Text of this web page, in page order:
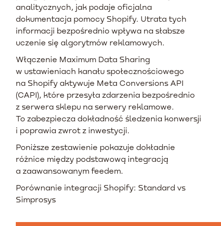
analitycznych, jak podaje oficjalna
dokumentacja pomocy Shopify. Utrata tych
informacji bezpośrednio wpływa na słabsze
uczenie się algorytmów reklamowych.
Włączenie Maximum Data Sharing
w ustawieniach kanału społecznościowego
na Shopify aktywuje Meta Conversions API
(CAPI), które przesyła zdarzenia bezpośrednio
z serwera sklepu na serwery reklamowe.
To zabezpiecza dokładność śledzenia konwersji
i poprawia zwrot z inwestycji.
Poniższe zestawienie pokazuje dokładnie
różnice między podstawową integracją
a zaawansowanym feedem.
Porównanie integracji Shopify: Standard vs
Simprosys